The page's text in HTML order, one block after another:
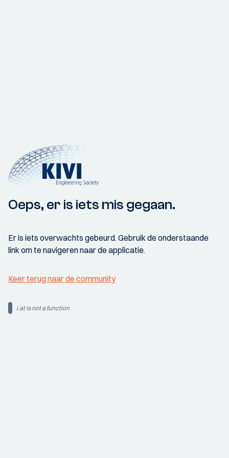
Oeps, er is iets mis gegaan.
Er is iets overwachts gebeurd. Gebruik de onderstaande
link om te navigeren naar de applicatie.
Keer terug naar de community
i.at is not a function